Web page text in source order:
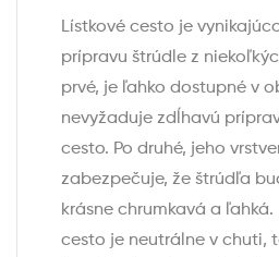
Lístkové cesto je
prípravu štrúdle z
prvé, je ľahko dostupné v
nevyžaduje zdĺhavú
cesto. Po druhé, jeho
zabezpečuje, že štrúdľa
krásne chrumkavá a ľahká.
cesto je neutrálne v chuti,